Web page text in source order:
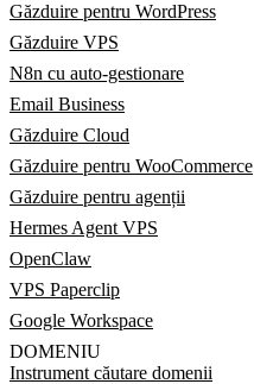
Găzduire pentru WordPress
Găzduire VPS
N8n cu auto-gestionare
Email Business
Găzduire Cloud
Găzduire pentru WooCommerce
Găzduire pentru agenții
Hermes Agent VPS
OpenClaw
VPS Paperclip
Google Workspace
DOMENIU
Instrument căutare domenii